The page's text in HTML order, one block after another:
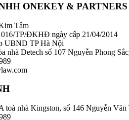
ONEKEY & PARTNERS
Tâm
TP/ĐKHĐ ngày cấp 21/04/2014
UBND TP Hà Nội
nhà Detech số 107 Nguyễn Phong
toà nhà Kingston, số 146 Nguyễn